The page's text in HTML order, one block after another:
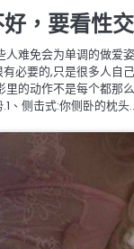
，要看性
人难免会为单调的做爱
必要的,只是很多人自
里的动作不是每个都那
、侧击式:你侧卧的枕